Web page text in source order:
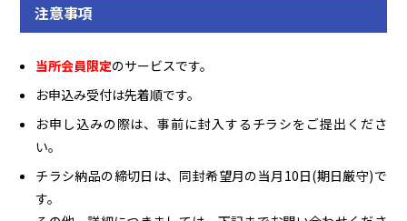
注意事項
当所会員限定のサービスです。
お申込み受付は先着順です。
お申し込みの際は、事前に封入するチラシをご提出くださ
い。
チラシ納品の締切日は、同封希望月の当月10日(期日厳守)で
す。